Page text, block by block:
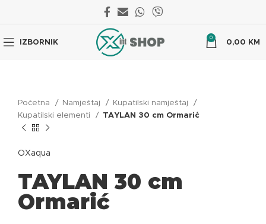
IZBORNIK
0
0,00 KM
Početna Namještaj
Kupatilski namještaj
Kupatilski elementi
TAYLAN 30 cm Ormarić
OXaqua
TAYLAN 30 cm
Ormarić